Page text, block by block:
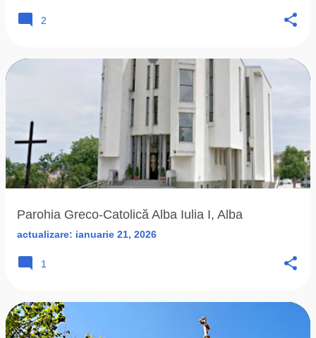
2
Parohia Greco-Catolică Alba Iulia I, Alba
actualizare: ianuarie 21, 2026
1